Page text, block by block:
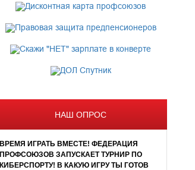
НАШ ОПРОС
ВРЕМЯ ИГРАТЬ ВМЕСТЕ! ФЕДЕРАЦИЯ
ПРОФСОЮЗОВ ЗАПУСКАЕТ ТУРНИР ПО
КИБЕРСПОРТУ! В КАКУЮ ИГРУ ТЫ ГОТОВ